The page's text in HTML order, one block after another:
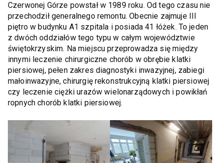
Czerwonej Górze powstał w 1989 roku. Od tego czasu nie
przechodził generalnego remontu. Obecnie zajmuje III
piętro w budynku A1 szpitala i posiada 41 łóżek. To jeden
z dwóch oddziałów tego typu w całym województwie
świętokrzyskim. Na miejscu przeprowadza się między
innymi leczenie chirurgiczne chorób w obrębie klatki
piersiowej, pełen zakres diagnostyki inwazyjnej, zabiegi
małoinwazyjne, chirurgię rekonstrukcyjną klatki piersiowej
czy leczenie ciężki urazów wielonarządowych i powikłań
ropnych chorób klatki piersiowej.